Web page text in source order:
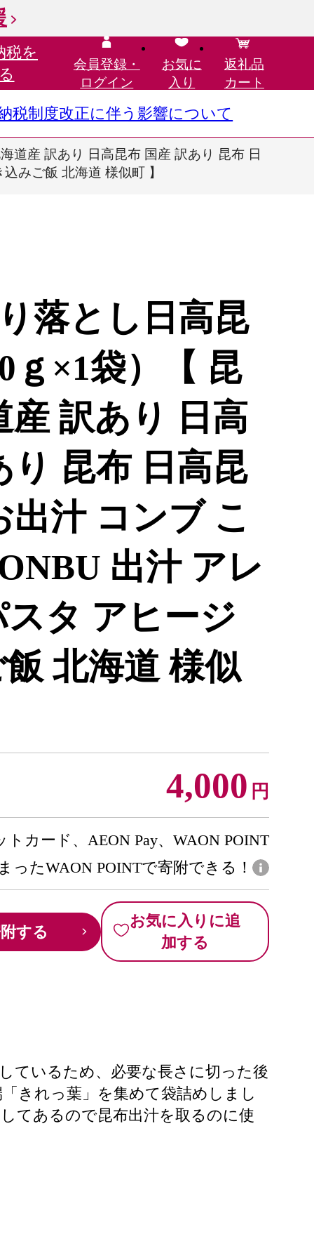
税を
会員登録・
ログイン
お気に
入り
返礼品
カート
税制度改正に伴う影響について
道産 訳あり 日高昆布 国産 訳あり 昆布 日
みご飯 北海道 様似町 】
落とし日高昆
×1袋）【 昆
産 訳あり 日高
り 昆布 日高昆
汁 コンブ こ
出汁 アレ
タ アヒージ
北海道 様似
4,000 円
トカード、AEON Pay、WAON POINT
ったWAON POINTで寄附できる！
する
お気に入りに追
加する
ているため、必要な長さに切った後
きれっ葉」を集めて袋詰めしまし
てあるので昆布出汁を取るのに使